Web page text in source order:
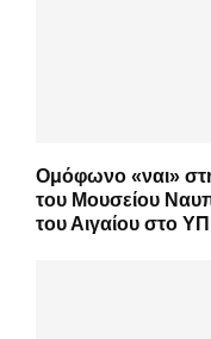
Ομόφωνο «ναι»
του Μουσείου
του Αιγαίου στο